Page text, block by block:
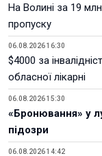
На Волині за 19
пропуску
06.08.2026 16:30
$4000 за
обласної лікарні
06.08.2026 15:30
«Бронювання» у
підозри
06.08.2026 14:42